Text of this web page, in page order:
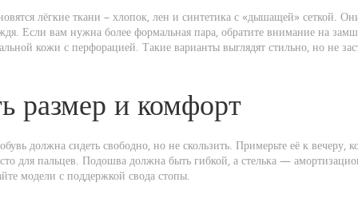
лёгкие ткани – хлопок, лен и синтетика с «дышащей» сеткой.
Если вам нужна более формальная пара, обратите внимание на
кожи с перфорацией. Такие варианты выглядят стильно, но не
размер и комфорт
должна сидеть свободно, но не скользить. Примерьте её к вечеру,
для пальцев. Подошва должна быть гибкой, а стелька —
модели с поддержкой свода стопы.